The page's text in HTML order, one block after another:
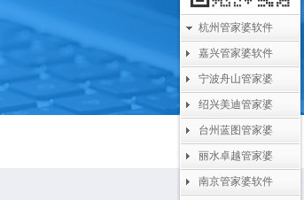
任我行指掌天下 管家婆云平台
美迪MES系统
管家婆服务通
杭州管家婆软件
嘉兴管家婆软件
宁波舟山管家婆
绍兴美迪管家婆
台州蓝图管家婆
丽水卓越管家婆
南京管家婆软件